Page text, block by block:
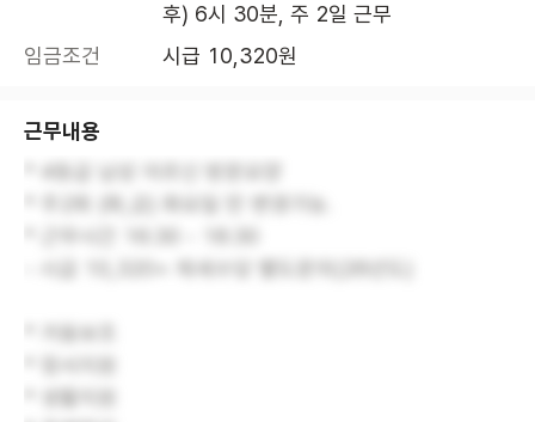
후) 6시 30분, 주 2일 근무
임금조건
시급 10,320원
근무내용